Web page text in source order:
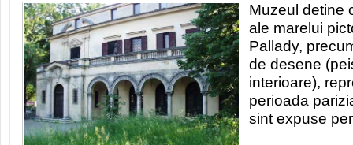
Muzeul detine
ale marelui
Pallady,
de desene
interioare),
perioada
sint expuse